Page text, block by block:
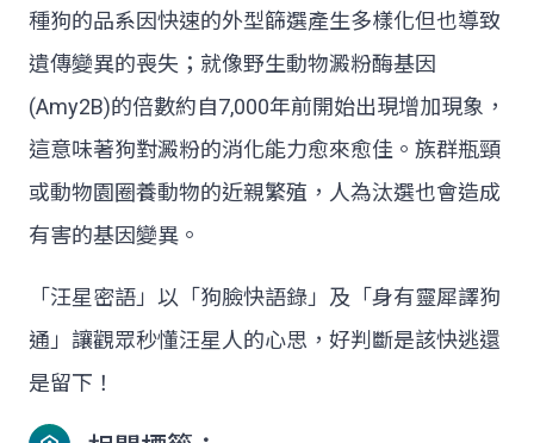
種狗的品系因快速的外型篩選產生多樣化但也導致
遺傳變異的喪失；就像野生動物澱粉酶基因
(Amy2B)的倍數約自7,000年前開始出現增加現象，
這意味著狗對澱粉的消化能力愈來愈佳。族群瓶頸
或動物園圈養動物的近親繁殖，人為汰選也會造成
有害的基因變異。
「汪星密語」以「狗臉快語錄」及「身有靈犀譯狗
通」讓觀眾秒懂汪星人的心思，好判斷是該快逃還
是留下！